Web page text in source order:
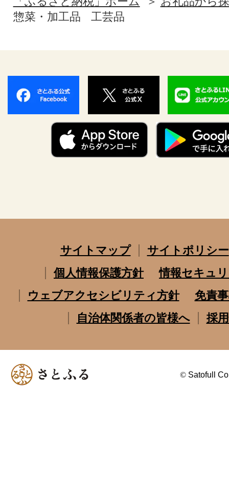
惣菜・加工品
工芸品
サイトマップ
サイトポリシー
個人情報保護方針
情報セキュ
ウェブアクセシビリティ方針
免責
自治体関係者の皆様へ
採
© Satofull